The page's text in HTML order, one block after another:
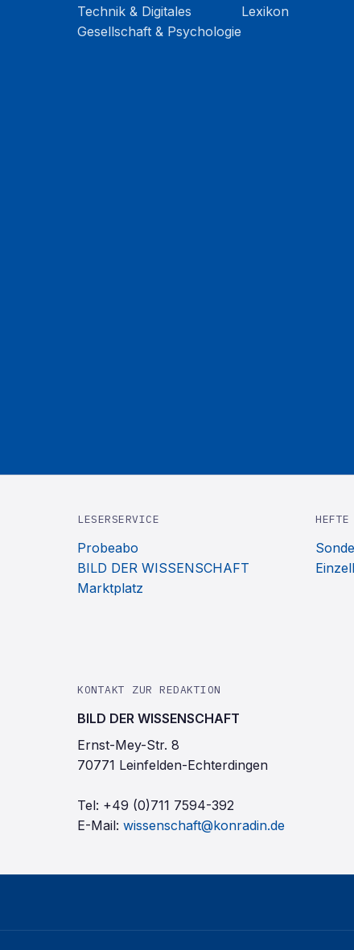
Technik & Digitales
Gesellschaft & Psychologie
Lexikon
LESERSERVICE
Probeabo
BILD DER WISSENSCHAFT
Marktplatz
HEFTE
KONTAKT ZUR REDAKTION
BILD DER WISSENSCHAFT
Ernst-Mey-Str. 8
70771 Leinfelden-Echterdingen
Tel: +49 (0)711 7594-392
E-Mail: wissenschaft@konradin.de